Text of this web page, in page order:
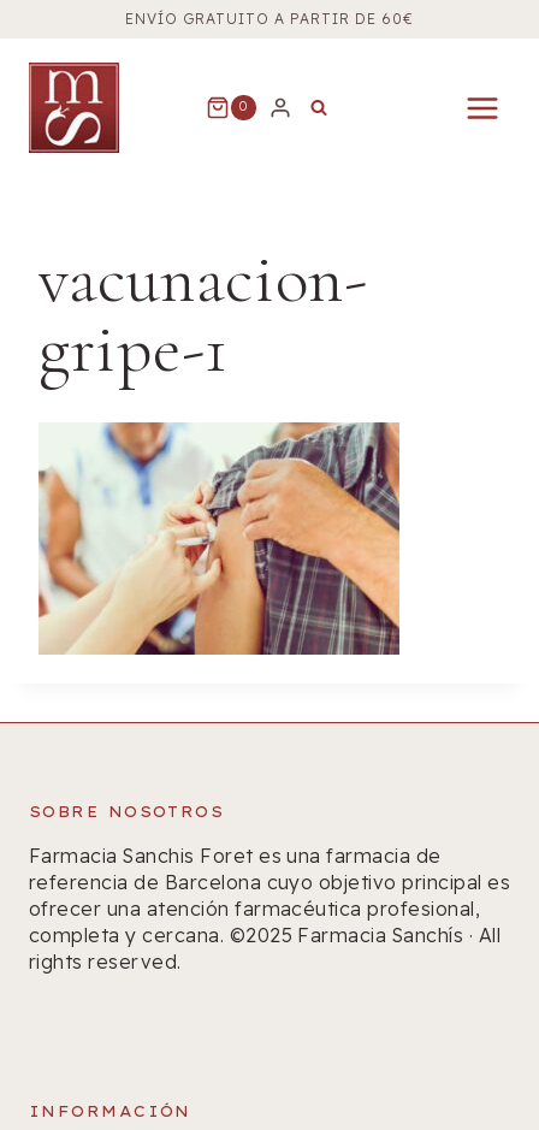
contenido
ENVÍO GRATUITO A PARTIR DE 60€
0
vacunacion-
gripe-1
SOBRE NOSOTROS
Farmacia Sanchis Foret es una farmacia de
referencia de Barcelona cuyo objetivo principal es
ofrecer una atención farmacéutica profesional,
completa y cercana. ©2025 Farmacia Sanchís · All
rights reserved.
INFORMACIÓN